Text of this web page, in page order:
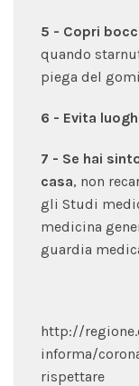
5 - Copri
quando
piega del
6 - Evita
7 - Se hai
casa, non
gli Studi
medicina
guardia
http://
informa/
rispettare